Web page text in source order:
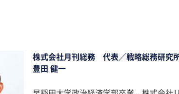
株式会社月刊総務 代表／戦略総務研
豊田 健一